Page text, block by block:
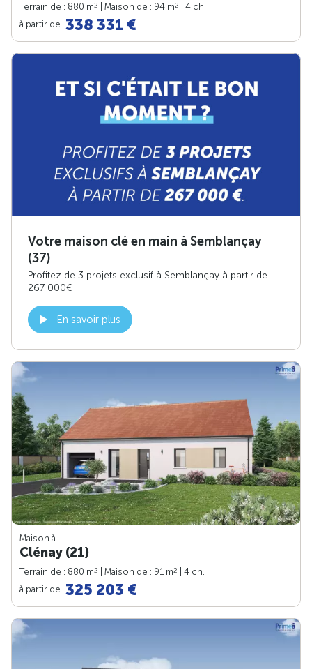
Terrain de : 880 m2 | Maison de : 94 m2
| 4 ch.
à partir de 338 331 €
Votre maison clé en main à Semblançay
(37)
Profitez de 3 projets exclusif à Semblançay à partir de
267 000€
En savoir plus
Maison à
Clénay (21)
Terrain de : 880 m2 | Maison de : 91 m2
| 4 ch.
à partir de 325 203 €